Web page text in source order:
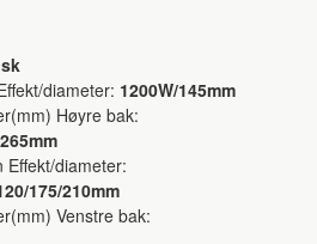
diameter: 1200W/145mm
Høyre bak:
Effekt/diameter:
175/210mm
Venstre bak: